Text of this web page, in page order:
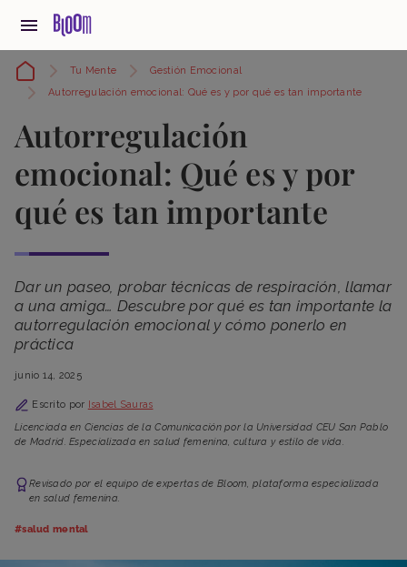
Tu Mente
Gestión Emocional
Autorregulación emocional: Qué es y por qué es tan importante
Autorregulación
emocional: Qué es y por
qué es tan importante
Dar un paseo, probar técnicas de respiración, llamar
a una amiga… Descubre por qué es tan importante la
autorregulación emocional y cómo ponerlo en
práctica
junio 14, 2025
Escrito por
Isabel Sauras
Licenciada en Ciencias de la Comunicación por la Universidad CEU San Pablo
de Madrid. Especializada en salud femenina, cultura y estilo de vida.
Revisado por el equipo de expertas de Bloom, plataforma especializada
en salud femenina.
#salud mental